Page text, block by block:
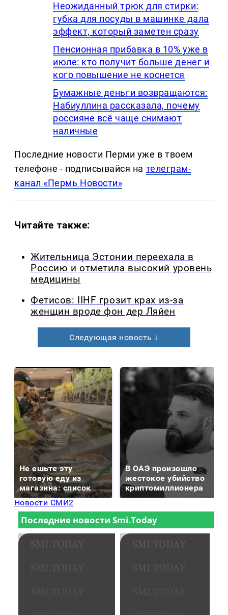
Неожиданный трюк для стирки:
губка для посуды в машинке дала
эффект, который заметен сразу
Пенсионная прибавка в 10% уже в
июле: кто получит больше денег и
кого повышение не коснется
Бумажные деньги возвращаются:
Набиуллина рассказала, почему
россияне всё чаще снимают
наличные
Последние новости Перми уже в твоем
телефоне - подписывайся на телеграм-
канал «Пермь Новости»
Читайте также:
Жительница Эстонии переехала в
Россию и отметила высокий уровень
медицины
Фетисов: IIHF грозит крах из-за
женщин вроде фон дер Ляйен
Следующая новость ↓
Не ешьте эту
готовую еду из
магазина: список
В ОАЭ произошло
жестокое убийство
криптомиллионера
Новости СМИ2